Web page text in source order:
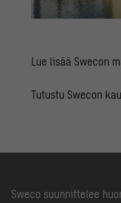
Lue lisää Swecon
Tutustu Swecon
Sweco suunnittelee